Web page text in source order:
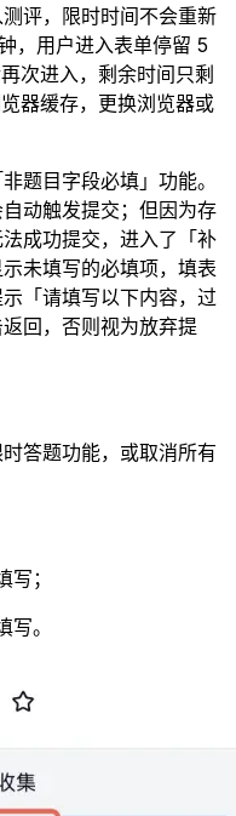
评，限时时间不会重新
，用户进入表单停留 5
次进入，剩余时间只剩
器缓存，更换浏览器或
题目字段必填」功能。
动触发提交；但因为存
成功提交，进入了「补
未填写的必填项，填表
「请填写以下内容，过
回，否则视为放弃提
时答题功能，或取消所有
；
。